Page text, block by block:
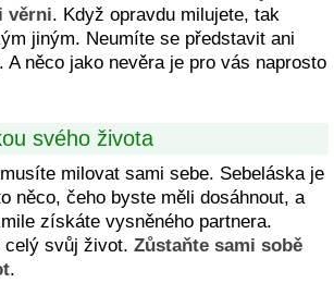
věrni. Když opravdu milujete, tak
jiným. Neumíte se představit ani
A něco jako nevěra je pro vás naprosto
svého života
milovat sami sebe. Sebeláska je
něco, čeho byste měli dosáhnout, a
získáte vysněného partnera.
svůj život. Zůstaňte sami sobě
.